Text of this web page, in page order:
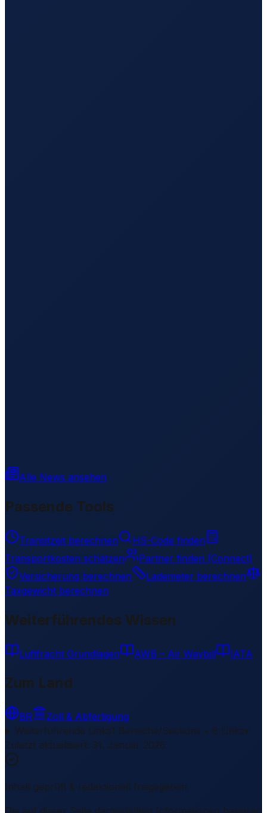
Alle News ansehen
Passende Tools
Transitzeit berechnen
HS-Code finden
Transportkosten schätzen
Partner finden (Connect)
Versicherung berechnen
Lademeter berechnen
Taxgewicht berechnen
Weiterführendes Wissen
Luftfracht Grundlagen AWB – Air Waybill IATA
Zum Land
BR
Zoll & Abfertigung
Weiterführende Links1 Bereiche/Sections • 8 Links▾
Zuletzt aktualisiert: 31. Januar 2026
Inhalt geprüft & redaktionell freigegeben